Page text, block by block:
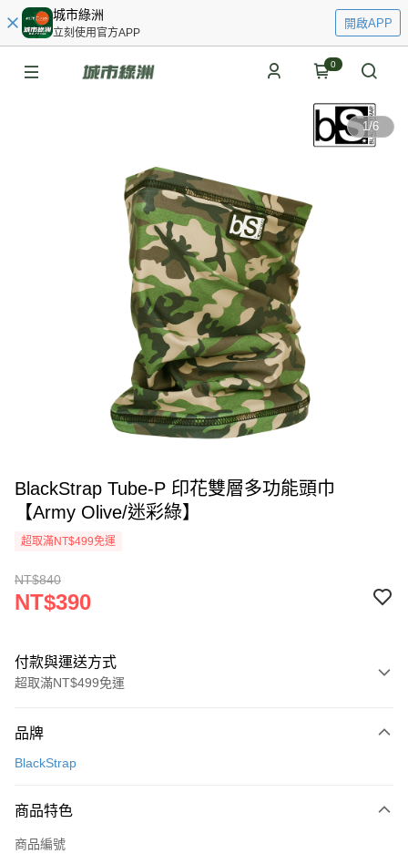
城市綠洲
立刻使用官方APP
開啟APP
0
1/6
BlackStrap Tube-P 印花雙層多功能頭巾
【Army Olive/迷彩綠】
超取滿NT$499免運
NT$840
NT$390
付款與運送方式
超取滿NT$499免運
信用卡一次付款
LINE Pay
Apple Pay
品牌
BlackStrap
商品特色
商品編號